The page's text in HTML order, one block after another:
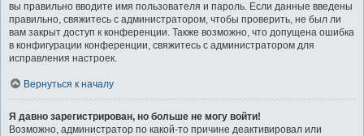
вы правильно вводите имя пользователя и пароль. Если данные введены
правильно, свяжитесь с администратором, чтобы проверить, не был ли
вам закрыт доступ к конференции. Также возможно, что допущена ошибка
в конфигурации конференции, свяжитесь с администратором для
исправления настроек.
Вернуться к началу
Я давно зарегистрирован, но больше не могу войти!
Возможно, администратор по какой-то причине деактивировал или